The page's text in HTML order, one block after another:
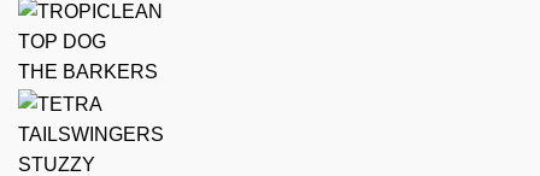
TOP DOG
THE BARKERS
TAILSWINGERS
STUZZY